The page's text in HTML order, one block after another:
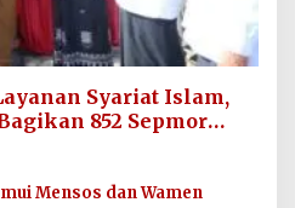
Syariat Islam,
852 Sepmor
Mensos dan Wamen